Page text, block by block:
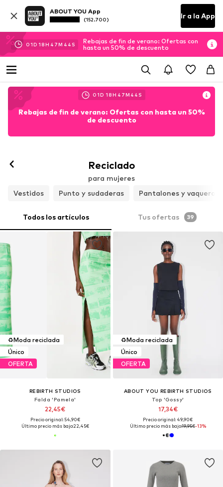
ABOUT YOU App
(152.700) Ir a la App
01D 18H 47M 43 S
Rebajas de fin de verano: Ofertas con
hasta un 50% de descuento
01D 18H 47M 43 S
Rebajas de fin de verano: Ofertas con hasta un 50%
de descuento
Reciclado
para mujeres
Vestidos
Punto y sudaderas Pantalones y vaqueros
Todos los artículos Tus ofertas 39
♻️Moda reciclada
Único
OFERTA
REBIRTH STUDIOS
Falda 'Pamela'
22,45€
Precio original: 54,90€
Último precio más bajo:22,45€
♻️Moda reciclada
Único
OFERTA
ABOUT YOU REBIRTH STUDIOS
Top 'Gossy'
17,34€
Precio original: 49,90€
Último precio más bajo:19,95€-13%